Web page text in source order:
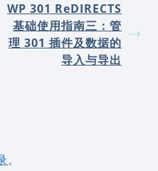
WP 301 ReDIRECTS
基础使用指南三：管
理 301 插件及数据的
导入与导出
。